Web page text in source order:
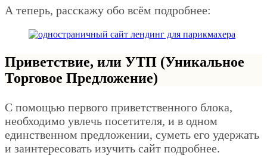
А теперь, расскажу обо всём подробнее:
Приветствие, или УТП (Уникальное
Торговое Предложение)
С помощью первого приветственного блока,
необходимо увлечь посетителя, и в одном
единственном предложении, суметь его удержать
и заинтересовать изучить сайт подробнее.